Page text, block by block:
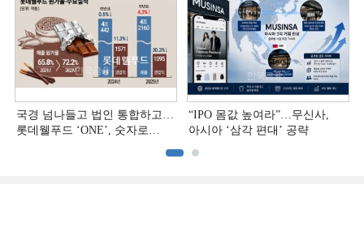
국경 넘나들고 법인 통합하고…
롯데웰푸드 ‘ONE’, 숫자로
“IPO 몸값 높여라”…무신사,
아시아 ‘삼각 편대’ 공략